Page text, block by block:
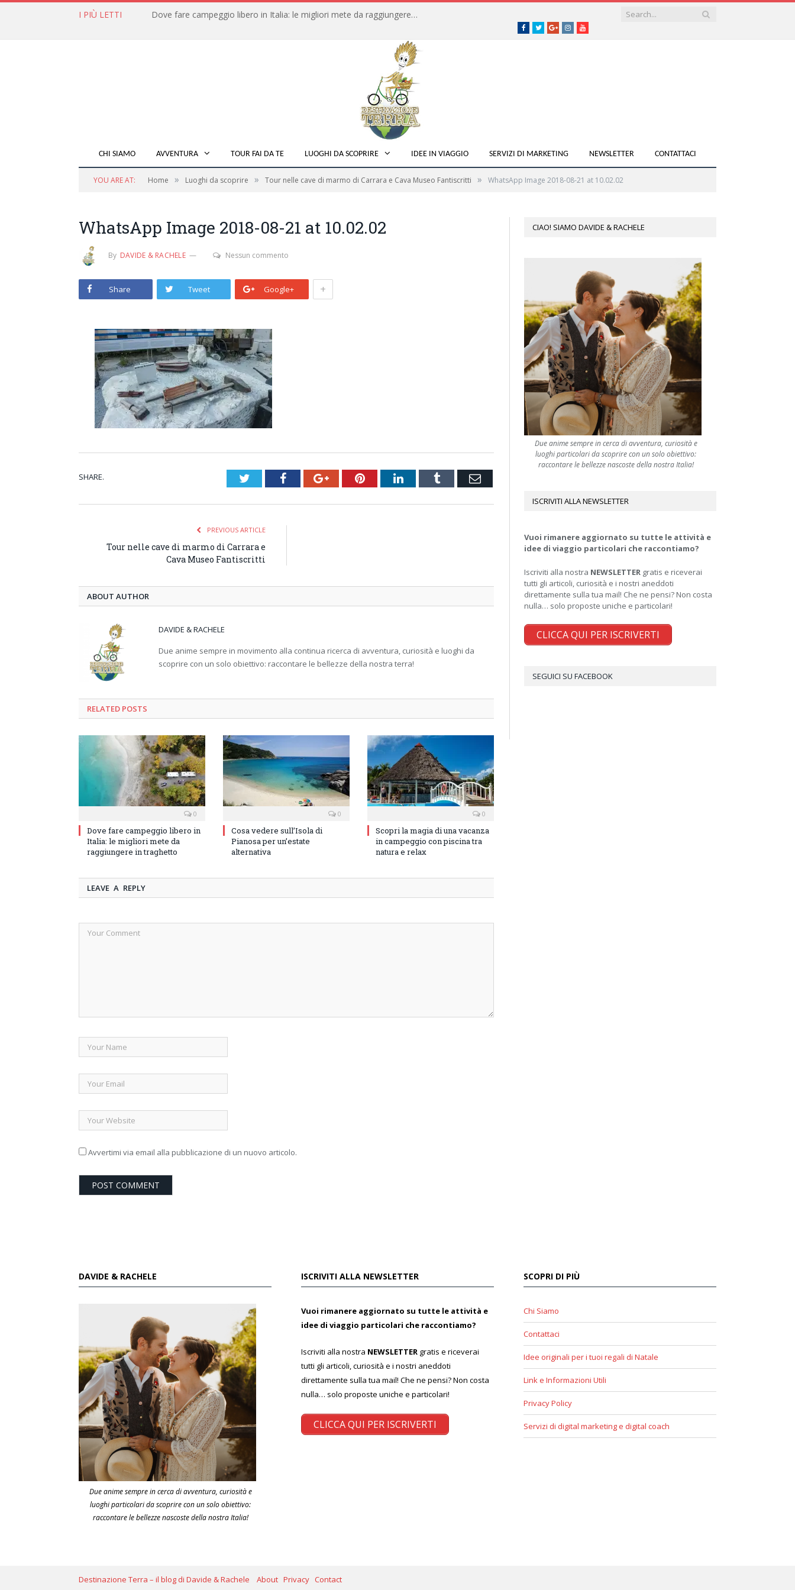
I PIÙ LETTI Dove fare campeggio libero in Italia: le migliori mete da raggiungere in traghetto
Facebook
TwitterGoogle+instagramyoutube
CHI SIAMO AVVENTURA TOUR FAI DA TE LUOGHI DA SCOPRIRE IDEE IN VIAGGIO SERVIZI DI MARKETING NEWSLETTER CONTATTACI
YOU ARE AT: Home » Luoghi da scoprire » Tour nelle cave di marmo di Carrara e Cava Museo Fantiscritti » WhatsApp Image 2018-08-21 at 10.02.02
WhatsApp Image 2018-08-21 at 10.02.02
By DAVIDE & RACHELE Nessun commento
Share Tweet Google+ +
SHARE. TwitterFacebookGoogle+PinterestLinkedInTumblr Email
PREVIOUS ARTICLE
Tour nelle cave di marmo di Carrara e
Cava Museo Fantiscritti
ABOUT AUTHOR
DAVIDE & RACHELE
Due anime sempre in movimento alla continua ricerca di avventura, curiosità e luoghi da
scoprire con un solo obiettivo: raccontare le bellezze della nostra terra!
RELATED POSTS
0
Dove fare campeggio libero in
Italia: le migliori mete da
raggiungere in traghetto
0
Cosa vedere sull’Isola di
Pianosa per un’estate
alternativa
0
Scopri la magia di una vacanza
in campeggio con piscina tra
natura e relax
LEAVE A REPLY
Avvertimi via email alla pubblicazione di un nuovo articolo.
CIAO! SIAMO DAVIDE & RACHELE
Due anime sempre in cerca di avventura, curiosità e
luoghi particolari da scoprire con un solo obiettivo:
raccontare le bellezze nascoste della nostra Italia!
ISCRIVITI ALLA NEWSLETTER
Vuoi rimanere aggiornato su tutte le attività e
idee di viaggio particolari che raccontiamo?
Iscriviti alla nostra NEWSLETTER gratis e riceverai
tutti gli articoli, curiosità e i nostri aneddoti
direttamente sulla tua mail! Che ne pensi? Non costa
nulla… solo proposte uniche e particolari!
CLICCA QUI PER ISCRIVERTI
SEGUICI SU FACEBOOK
DAVIDE & RACHELE
Due anime sempre in cerca di avventura, curiosità e
luoghi particolari da scoprire con un solo obiettivo:
raccontare le bellezze nascoste della nostra Italia!
ISCRIVITI ALLA NEWSLETTER
Vuoi rimanere aggiornato su tutte le attività e
idee di viaggio particolari che raccontiamo?
Iscriviti alla nostra NEWSLETTER gratis e riceverai
tutti gli articoli, curiosità e i nostri aneddoti
direttamente sulla tua mail! Che ne pensi? Non costa
nulla… solo proposte uniche e particolari!
CLICCA QUI PER ISCRIVERTI
SCOPRI DI PIÙ
Chi Siamo
Contattaci
Idee originali per i tuoi regali di Natale
Link e Informazioni Utili
Privacy Policy
Servizi di digital marketing e digital coach
Destinazione Terra – il blog di Davide & Rachele About Privacy Contact